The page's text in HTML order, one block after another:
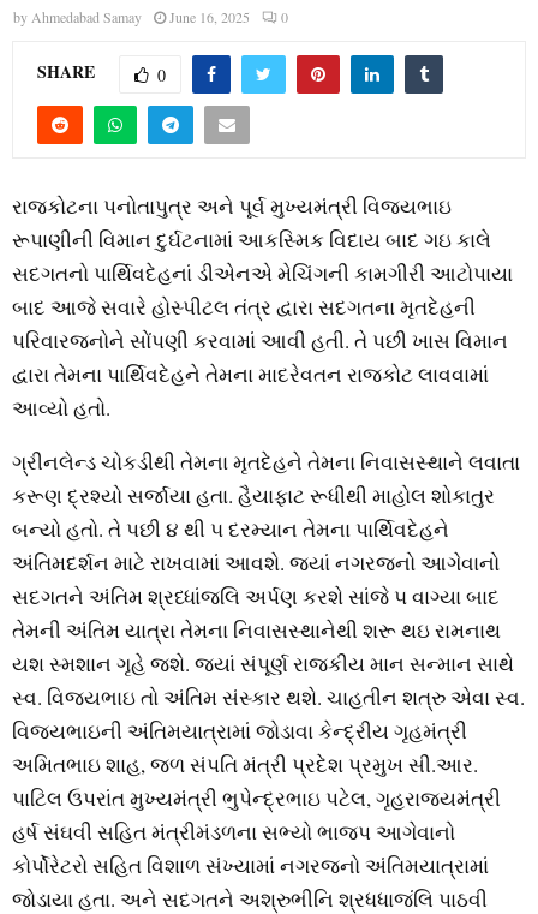
byAhmedabad Samay June 16, 2025 0
SHARE 0
રાજકોટના પનોતાપુત્ર અને પૂર્વ મુખ્‍યમંત્રી વિજયભાઇ
રૂપાણીની વિમાન દુર્ઘટનામાં આકસ્‍મિક વિદાય બાદ ગઇ કાલે
સદગતનો પાર્થિવદેહનાં ડીએનએ મેચિંગની કામગીરી આટોપાયા
બાદ આજે સવારે હોસ્‍પીટલ તંત્ર દ્વારા સદગતના મૃતદેહની
પરિવારજનોને સોંપણી કરવામાં આવી હતી. તે પછી ખાસ વિમાન
દ્વારા તેમના પાર્થિવદેહને તેમના માદરેવતન રાજકોટ લાવવામાં
આવ્‍યો હતો.
ગ્રીનલેન્‍ડ ચોકડીથી તેમના મૃતદેહને તેમના નિવાસસ્‍થાને લવાતા
કરૂણ દ્રશ્‍યો સર્જાયા હતા. હૈયાફાટ રૂધીથી માહોલ શોકાતુર
બન્‍યો હતો. તે પછી ૪ થી ૫ દરમ્‍યાન તેમના પાર્થિવદેહને
અંતિમદર્શન માટે રાખવામાં આવશે. જયાં નગરજનો આગેવાનો
સદગતને અંતિમ શ્રધ્‍ધાંજલિ અર્પણ કરશે સાંજે ૫ વાગ્‍યા બાદ
તેમની અંતિમ યાત્રા તેમના નિવાસસ્‍થાનેથી શરૂ થઇ રામનાથ
યશ સ્‍મશાન ગૃહે જશે. જયાં સંપૂર્ણ રાજકીય માન સન્‍માન સાથે
સ્‍વ. વિજયભાઇ તો અંતિમ સંસ્‍કાર થશે. ચાહતીન શત્રુ એવા સ્‍વ.
વિજયભાઇની અંતિમયાત્રામાં જોડાવા કેન્‍દ્રીય ગૃહમંત્રી
અમિતભાઇ શાહ, જળ સંપતિ મંત્રી પ્રદેશ પ્રમુખ સી.આર.
પાટિલ ઉપરાંત મુખ્‍યમંત્રી ભુપેન્‍દ્રભાઇ પટેલ, ગૃહરાજયમંત્રી
હર્ષ સંઘવી સહિત મંત્રીમંડળના સભ્‍યો ભાજપ આગેવાનો
કોર્પોરેટરો સહિત વિશાળ સંખ્‍યામાં નગરજનો અંતિમયાત્રામાં
જોડાયા હતા. અને સદગતને અશ્રુભીનિ શ્રધધાજંલિ પાઠવી